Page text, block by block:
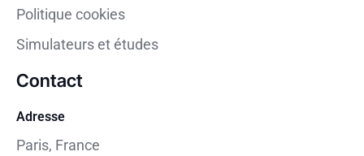
Politique cookies
Simulateurs et études
Contact
Adresse
Paris, France